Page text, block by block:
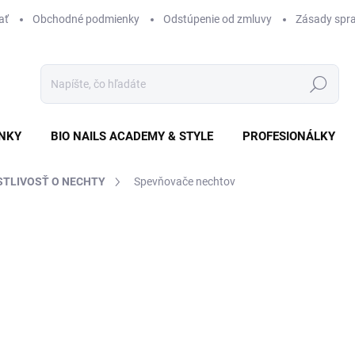
Obchodné podmienky Odstúpenie od zmluvy Zásady
Hľadať
BIO NAILS ACADEMY & STYLE PROFESIONÁLKY
O NECHTY Spevňovače nechtov